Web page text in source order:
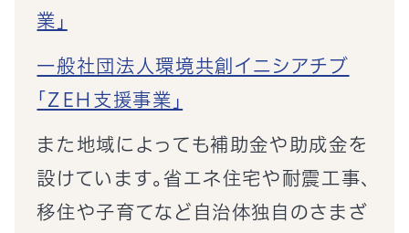
業」
一般社団法人環境共創イニシアチブ
「ZEH支援事業」
また地域によっても補助金や助成金を
設けています。省エネ住宅や耐震工事、
移住や子育てなど自治体独自のさまざ